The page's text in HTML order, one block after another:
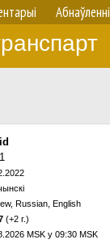
Абнаўленнi
Russian, English
(+2 г.)
MSK у 09:30 MSK